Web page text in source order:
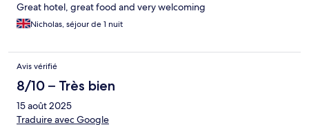
Great hotel, great food and very welcoming
Nicholas, séjour de 1 nuit
Avis vérifié
8/10 – Très bien
15 août 2025
Traduire avec Google